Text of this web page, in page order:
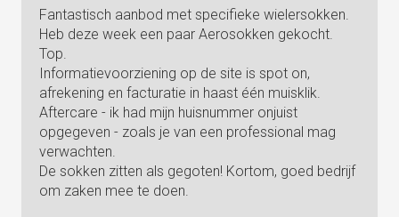
Fantastisch aanbod met specifieke wielersokken.
Heb deze week een paar Aerosokken gekocht.
Top.
Informatievoorziening op de site is spot on,
afrekening en facturatie in haast één muisklik.
Aftercare - ik had mijn huisnummer onjuist
opgegeven - zoals je van een professional mag
verwachten.
De sokken zitten als gegoten! Kortom, goed bedrijf
om zaken mee te doen.